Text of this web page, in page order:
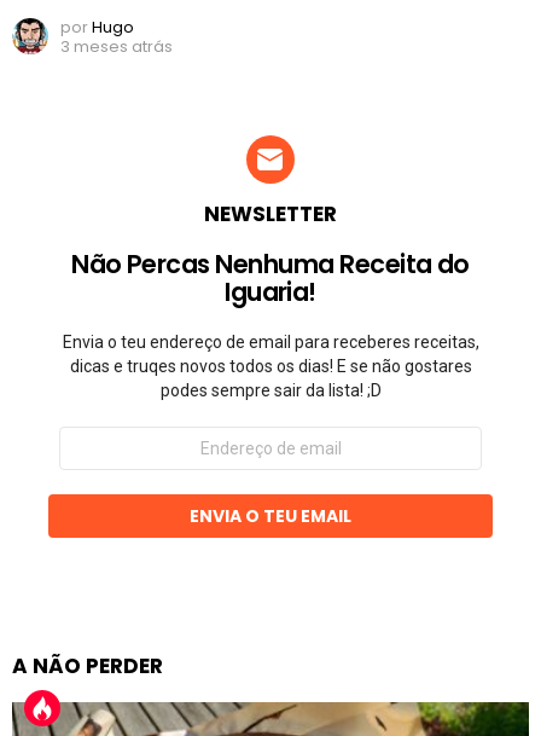
porHugo
3 meses atrás
NEWSLETTER
Não Percas Nenhuma Receita do
Iguaria!
Envia o teu endereço de email para receberes receitas,
dicas e truqes novos todos os dias! E se não gostares
podes sempre sair da lista! ;D
Endereço
email
ENVIA O TEU EMAIL
A NÃO PERDER